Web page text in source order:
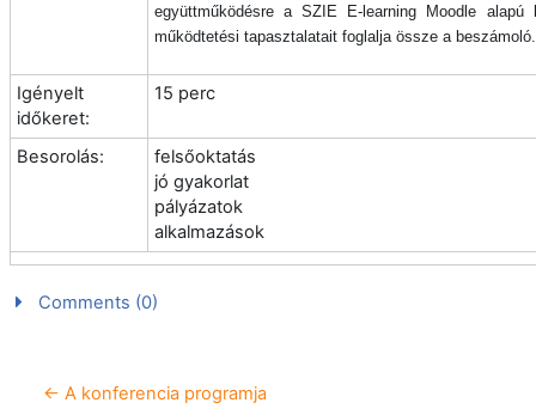
együttműködésre a SZIE E-learning Moodle alapú
működtetési tapasztalatait foglalja össze a beszámoló.
Igényelt
időkeret:
15 perc
Besorolás:
felsőoktatás
jó gyakorlat
pályázatok
alkalmazások
Comments (0)
← A konferencia programja